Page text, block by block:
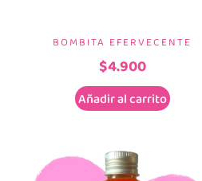
BOMBITA EFERVECENTE
$4.900
Añadir al carrito